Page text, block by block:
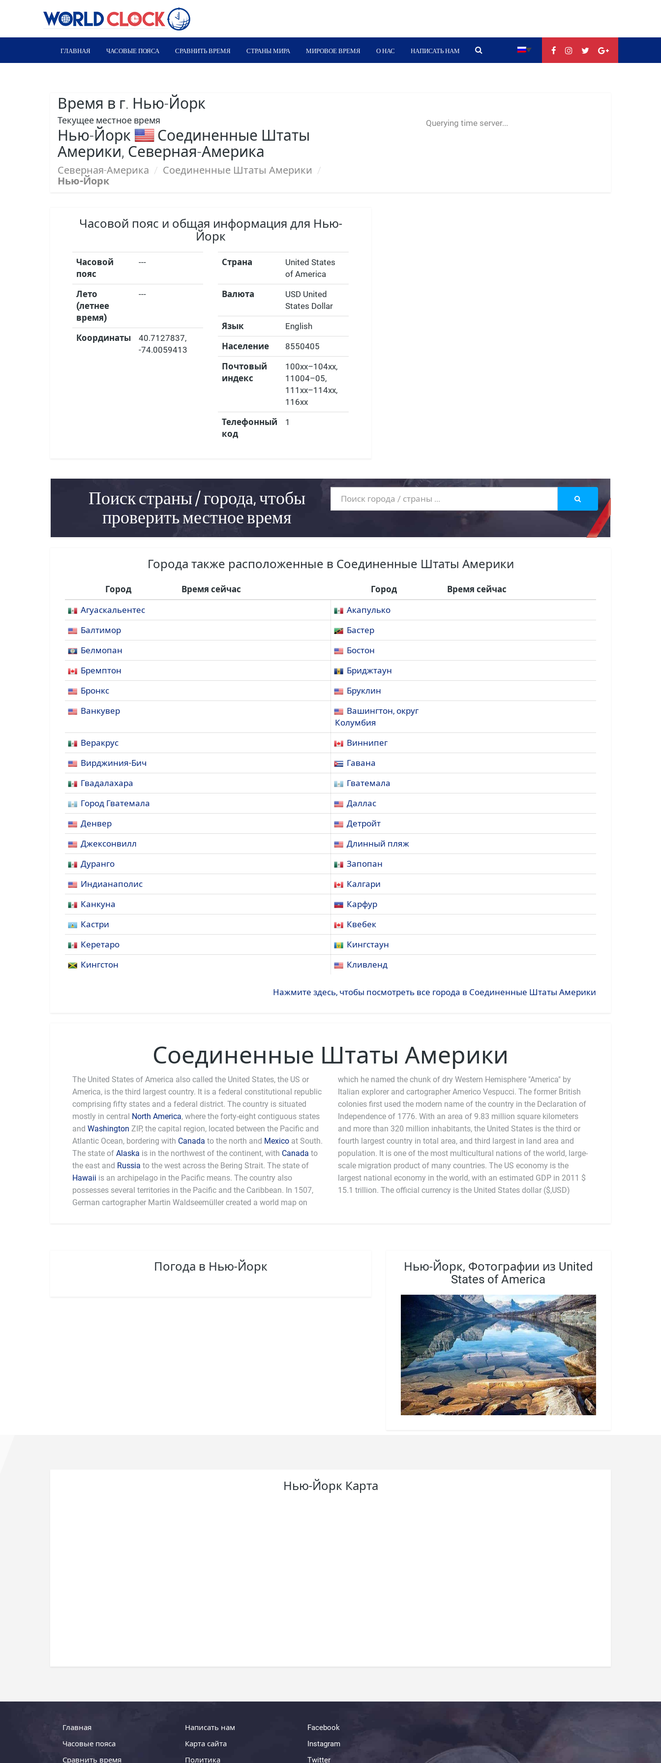
ГЛАВНАЯ ЧАСОВЫЕ ПОЯСА СРАВНИТЬ ВРЕМЯ СТРАНЫ МИРА МИРОВОЕ ВРЕМЯ О НАС НАПИСАТЬ НАМ
Время в г. Нью-Йорк
Текущее местное время
Нью-Йорк
Соединенные Штаты
Америки, Северная-Америка
Северная-Америка / Соединенные Штаты Америки /
Нью-Йорк
Querying time server...
--:--
Часовой пояс и общая информация для Нью-
Йорк
Часовой
пояс
---
Лето
(летнее
время)
---
Координаты 40.7127837,
-74.0059413
Страна
United States
of America
Валюта
USD United
States Dollar
Язык English
Население 8550405
Почтовый
индекс
100xx–104xx,
11004–05,
111xx–114xx,
116xx
Телефонный
код
1
Поиск страны / города, чтобы
проверить местное время
Города также расположенные в Соединенные Штаты Америки
Город Время сейчас Город Время сейчас
Агуаскальентес Акапулько
Балтимор Бастер
Белмопан Бостон
Бремптон Бриджтаун
Бронкс Бруклин
Ванкувер
Вашингтон, округ
Колумбия
Веракрус Виннипег
Вирджиния-Бич Гавана
Гвадалахара Гватемала
Город Гватемала Даллас
Денвер Детройт
Джексонвилл Длинный пляж
Дуранго Запопан
Индианаполис Калгари
Канкуна Карфур
Кастри Квебек
Керетаро Кингстаун
Кингстон Кливленд
Нажмите здесь, чтобы посмотреть все города в Соединенные Штаты Америки
Соединенные Штаты Америки
The United States of America also called the United States, the US or
America, is the third largest country. It is a federal constitutional republic
comprising fifty states and a federal district. The country is situated
mostly in central North America, where the forty-eight contiguous states
and Washington ZIP, the capital region, located between the Pacific and
Atlantic Ocean, bordering with Canada to the north and Mexico at South.
The state of Alaska is in the northwest of the continent, with Canada to
the east and Russia to the west across the Bering Strait. The state of
Hawaii is an archipelago in the Pacific means. The country also
possesses several territories in the Pacific and the Caribbean. In 1507,
German cartographer Martin Waldseemüller created a world map on
which he named the chunk of dry Western Hemisphere "America" by
Italian explorer and cartographer Americo Vespucci. The former British
colonies first used the modern name of the country in the Declaration of
Independence of 1776. With an area of 9.83 million square kilometers
and more than 320 million inhabitants, the United States is the third or
fourth largest country in total area, and third largest in land area and
population. It is one of the most multicultural nations of the world, large-
scale migration product of many countries. The US economy is the
largest national economy in the world, with an estimated GDP in 2011 $
15.1 trillion. The official currency is the United States dollar ($,USD)
Погода в Нью-Йорк
Нью-Йорк, Фотографии из United
States of America
Нью-Йорк Карта
Главная
Часовые пояса
Сравнить время
Написать нам
Карта сайта
Политика
Facebook
Instagram
Twitter